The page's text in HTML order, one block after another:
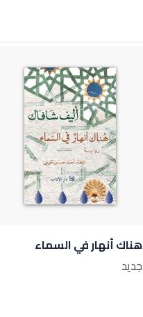
هناك أنهار في السماء
جديد